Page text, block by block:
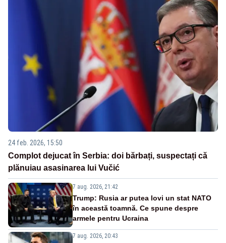
24 feb. 2026, 15:50
Complot dejucat în Serbia: doi bărbați, suspectați că
plănuiau asasinarea lui Vučić
7 aug. 2026, 21:42
Trump: Rusia ar putea lovi un stat NATO
în această toamnă. Ce spune despre
armele pentru Ucraina
7 aug. 2026, 20:43